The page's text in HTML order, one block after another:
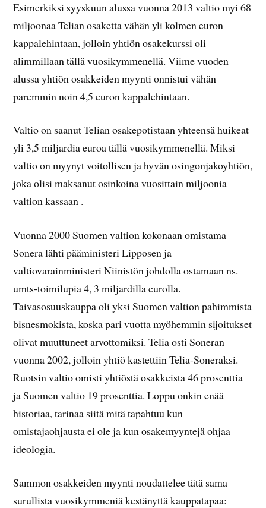
Esimerkiksi syyskuun alussa vuonna 2013 valtio myi 68
miljoonaa Telian osaketta vähän yli kolmen euron
kappalehintaan, jolloin yhtiön osakekurssi oli
alimmillaan tällä vuosikymmenellä. Viime vuoden
alussa yhtiön osakkeiden myynti onnistui vähän
paremmin noin 4,5 euron kappalehintaan.
Valtio on saanut Telian osakepotistaan yhteensä huikeat
yli 3,5 miljardia euroa tällä vuosikymmenellä. Miksi
valtio on myynyt voitollisen ja hyvän osingonjakoyhtiön,
joka olisi maksanut osinkoina vuosittain miljoonia
valtion kassaan .
Vuonna 2000 Suomen valtion kokonaan omistama
Sonera lähti pääministeri Lipposen ja
valtiovarainministeri Niinistön johdolla ostamaan ns.
umts-toimilupia 4, 3 miljardilla eurolla.
Taivasosuuskauppa oli yksi Suomen valtion pahimmista
bisnesmokista, koska pari vuotta myöhemmin sijoitukset
olivat muuttuneet arvottomiksi. Telia osti Soneran
vuonna 2002, jolloin yhtiö kastettiin Telia-Soneraksi.
Ruotsin valtio omisti yhtiöstä osakkeista 46 prosenttia
ja Suomen valtio 19 prosenttia. Loppu onkin enää
historiaa, tarinaa siitä mitä tapahtuu kun
omistajaohjausta ei ole ja kun osakemyyntejä ohjaa
ideologia.
Sammon osakkeiden myynti noudattelee tätä sama
surullista vuosikymmeniä kestänyttä kauppatapaa: